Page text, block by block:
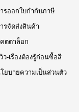
รออกใบกำกับภาษี
รจัดส่งสินค้า
ตตาล็อก
ว-เรื่องต้องรู้ก่อนซื้อสี
ยบายความเป็นส่วนตัว